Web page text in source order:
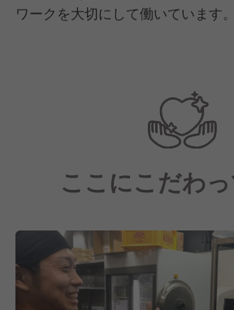
ワークを大切にして働いています。
店長は「駅長」と呼ばれ、駅長の
また、当店では「社員ひとりの成
いう想いがあります。
現場で活躍するスタッフに寄り添
づくりを目指しています。
か？
ここにこだわ